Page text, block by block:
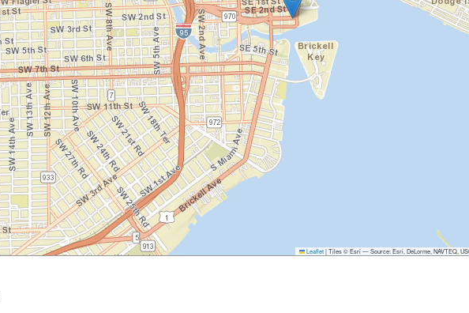
Leaflet|Tiles © Esri — Source: Esri, DeLorme, NAVTEQ,